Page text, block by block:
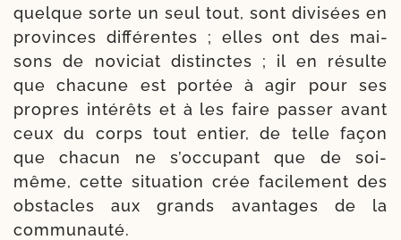
quelque sorte un seul tout, sont divi­sées en
pro­vinces dif­fé­rentes ; elles ont des mai­
sons de novi­ciat dis­tinctes ; il en résulte
que cha­cune est por­tée à agir pour ses
propres inté­rêts et à les faire pas­ser avant
ceux du corps tout entier, de telle façon
que cha­cun ne s’occupant que de soi-​
même, cette situa­tion crée faci­le­ment des
obs­tacles aux grands avan­tages de la
communauté.